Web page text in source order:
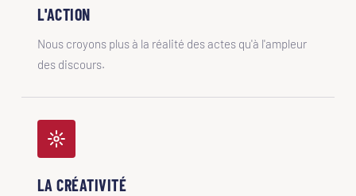
L'ACTION
Nous croyons plus à la réalité des actes qu'à l'ampleur
des discours.
LA CRÉATIVITÉ